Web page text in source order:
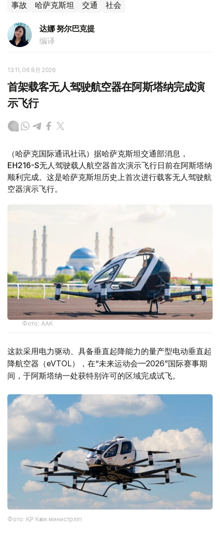
事故 哈萨克斯坦 交通 社会
达娜 努尔巴克提
编译
13:11, 06 8月 2026
首架载客无人驾驶航空器在阿斯塔纳完成演
示飞行
（哈萨克国际通讯社讯）据哈萨克斯坦交通部消息，
EH216-S无人驾驶载人航空器首次演示飞行日前在阿斯塔纳
顺利完成。这是哈萨克斯坦历史上首次进行载客无人驾驶航
空器演示飞行。
Фото: ААК
这款采用电力驱动、具备垂直起降能力的量产型电动垂直起
降航空器（eVTOL），在“未来运动会—2026”国际赛事期
间，于阿斯塔纳一处获特别许可的区域完成试飞。
Фото: ҚР Көлік министрлігі